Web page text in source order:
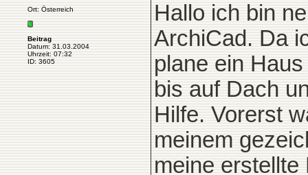
Ort: Österreich
Beitrag
Datum: 31.03.2004
Uhrzeit: 07:32
ID: 3605
Hallo ich bin
ArchiCad. Da
plane ein
bis auf Dach
Hilfe. Vorerst
meinem
meine